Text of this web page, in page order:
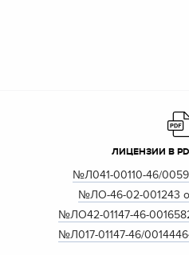
ЛИЦЕНЗИИ В
№Л041-00110-46/
№ЛО-46-02-001243
№ЛО42-01147-46-
№Л017-01147-46/